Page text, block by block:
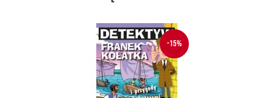
-15%